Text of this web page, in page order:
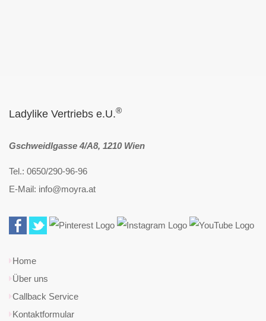
Ladylike Vertriebs e.U.®
Gschweidlgasse 4/A8, 1210 Wien
Tel.: 0650/290-96-96
E-Mail: info@moyra.at
Home
Über uns
Callback Service
Kontaktformular